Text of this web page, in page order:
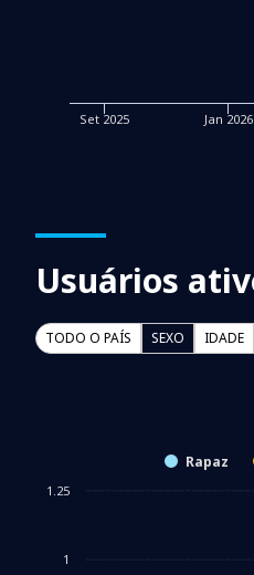
Set 2025 Jan 2026
Usuários
TODO O PAÍS SEXO IDADE
Rapaz
1
1.25